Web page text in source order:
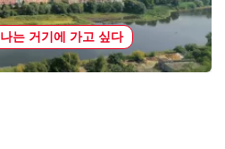
나는 거기에 가고 싶다